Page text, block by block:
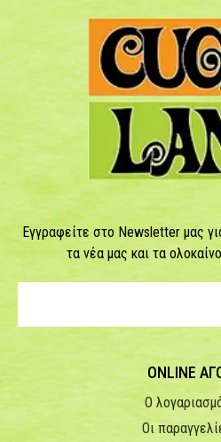
Εγγραφείτε στο Newsletter μας
τα νέα μας και τα
ONLINE
Ο
Οι